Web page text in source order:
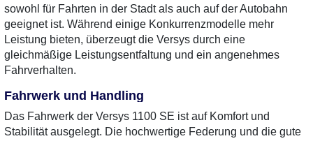
sowohl für Fahrten in der Stadt als auch auf der Autobahn
geeignet ist. Während einige Konkurrenzmodelle mehr
Leistung bieten, überzeugt die Versys durch eine
gleichmäßige Leistungsentfaltung und ein angenehmes
Fahrverhalten.
Fahrwerk und Handling
Das Fahrwerk der Versys 1100 SE ist auf Komfort und
Stabilität ausgelegt. Die hochwertige Federung und die gute